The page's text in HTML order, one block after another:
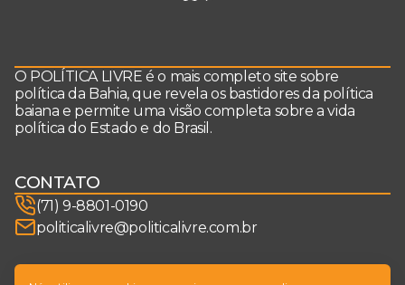
O POLÍTICA LIVRE é o mais completo site sobre
política da Bahia, que revela os bastidores da política
baiana e permite uma visão completa sobre a vida
política do Estado e do Brasil.
CONTATO
(71) 9-8801-0190
politicalivre@politicalivre.com.br